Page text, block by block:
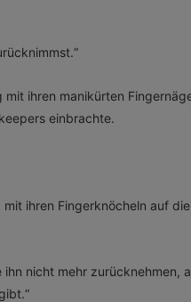
ihren manikürten
einbrachte.
ihren Fingerknöcheln auf
nicht mehr zurücknehmen,